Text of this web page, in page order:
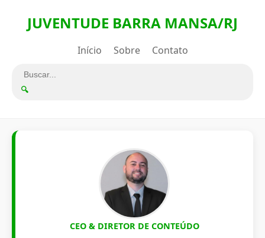
JUVENTUDE BARRA MANSA/RJ
Início Sobre Contato
🔍
CEO & DIRETOR DE CONTEÚDO